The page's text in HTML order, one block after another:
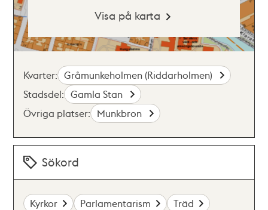
Visa på karta
Kvarter: Gråmunkeholmen (Riddarholmen)
Stadsdel: Gamla Stan
Övriga platser: Munkbron
Sökord
Kyrkor Parlamentarism
Träd